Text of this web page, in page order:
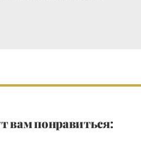
вам понравиться: